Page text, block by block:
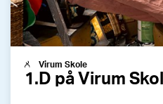
Virum Skole
1.D på Virum